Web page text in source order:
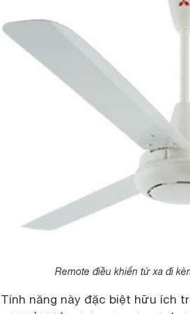
Remote điều khiển từ xa đi
Tính năng này đặc biệt hữu ích